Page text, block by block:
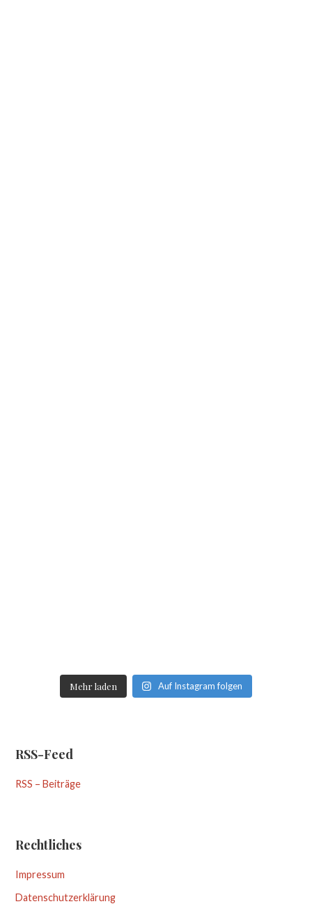
Mehr laden Auf Instagram folgen
RSS-Feed
RSS – Beiträge
Rechtliches
Impressum
Datenschutzerklärung